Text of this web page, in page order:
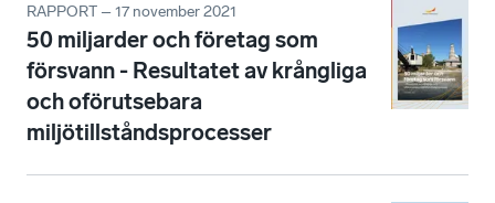
RAPPORT – 17 november 2021
50 miljarder och företag som
försvann - Resultatet av krångliga
och oförutsebara
miljötillståndsprocesser